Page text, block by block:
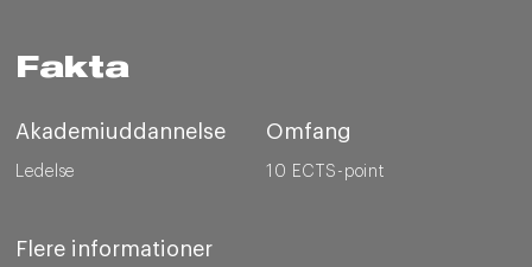
Fakta
Akademiuddannelse
Ledelse
Omfang
10 ECTS-point
Flere informationer